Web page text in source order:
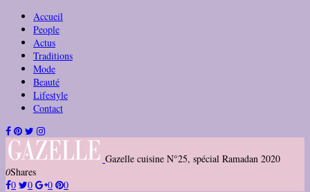
Accueil
People
Actus
Traditions
Mode
Beauté
Lifestyle
Contact
Gazelle cuisine N°25, spécial Ramadan 2020
0Shares
0
0 0 0